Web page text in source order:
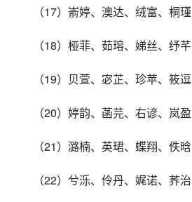
（17）嵛婷、澳达、绒富、桐瑾
（18）桠菲、茹瑢、娣丝、纾芊
（19）贝萱、宓芷、珍苹、筱逗
（20）婷韵、菡芫、右谚、岚盈
（21）潞楠、英珺、蝶翔、佚晗
（22）兮泺、伶丹、娓诺、荞治